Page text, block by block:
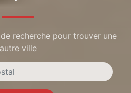
recherche pour trouver une
autre ville